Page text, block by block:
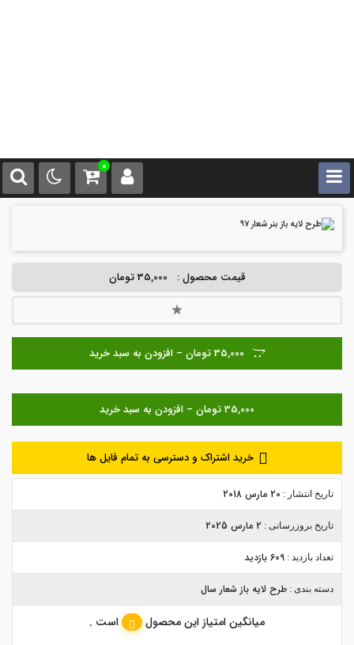
0
قیمت محصول : 35,000 تومان
35,000 تومان – افزودن به سبد خرید
خرید اشتراک و دسترسی به تمام فایل ها
تاریخ انتشار : 20 مارس 2018
تاریخ بروزرسانی : 2 مارس 2025
تعداد بازدید : 609 بازدید
دسته بندی : طرح لایه باز شعار سال
میانگین امتیاز این محصول است .